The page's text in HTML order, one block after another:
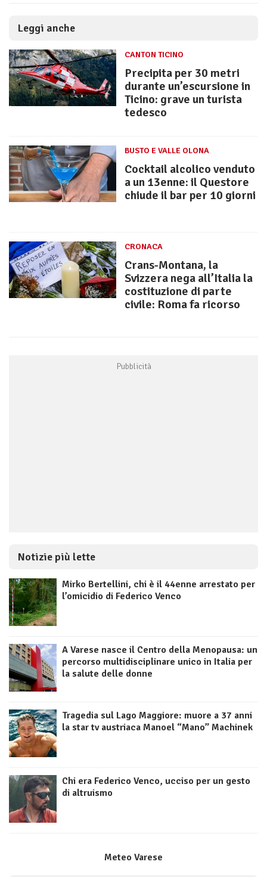
Leggi anche
CANTON TICINO
Precipita per 30 metri
durante un’escursione in
Ticino: grave un turista
tedesco
BUSTO E VALLE OLONA
Cocktail alcolico venduto
a un 13enne: il Questore
chiude il bar per 10 giorni
CRONACA
Crans-Montana, la
Svizzera nega all’Italia la
costituzione di parte
civile: Roma fa ricorso
Notizie più lette
Mirko Bertellini, chi è il 44enne arrestato per
l’omicidio di Federico Venco
A Varese nasce il Centro della Menopausa: un
percorso multidisciplinare unico in Italia per
la salute delle donne
Tragedia sul Lago Maggiore: muore a 37 anni
la star tv austriaca Manoel “Mano” Machinek
Chi era Federico Venco, ucciso per un gesto
di altruismo
Meteo Varese